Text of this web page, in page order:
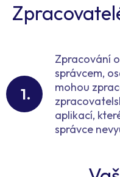
Zpracování
správcem,
mohou
aplikací,
správce